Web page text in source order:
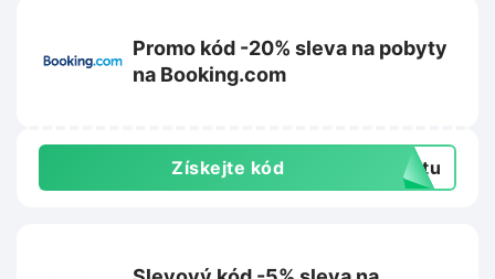
Promo kód -20% sleva na pobyty
na Booking.com
Získejte kód extu